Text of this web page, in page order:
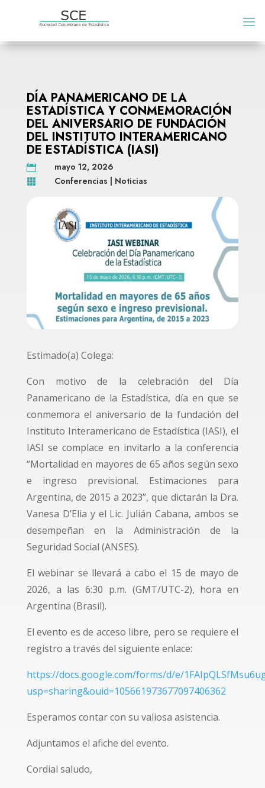
DÍA PANAMERICANO DE LA
ESTADÍSTICA Y CONMEMORACIÓN
DEL ANIVERSARIO DE FUNDACIÓN
DEL INSTITUTO INTERAMERICANO
DE ESTADÍSTICA (IASI)
 mayo 12, 2026
 Conferencias Noticias
Estimado(a) Colega:
Con motivo de la celebración del Día
Panamericano de la Estadística, día en que se
conmemora el aniversario de la fundación del
Instituto Interamericano de Estadística (IASI), el
IASI se complace en invitarlo a la conferencia
“Mortalidad en mayores de 65 años según sexo
e ingreso previsional. Estimaciones para
Argentina, de 2015 a 2023”, que dictarán la Dra.
Vanesa D’Elia y el Lic. Julián Cabana, ambos se
desempeñan en la Administración de la
Seguridad Social (ANSES).
El webinar se llevará a cabo el 15 de mayo de
2026, a las 6:30 p.m. (GMT/UTC-2), hora en
Argentina (Brasil).
El evento es de acceso libre, pero se requiere el
registro a través del siguiente enlace:
https://docs.google.com/forms/d/e/
usp=sharing&ouid=105661973677097406362
Esperamos contar con su valiosa asistencia.
Adjuntamos el afiche del evento.
Cordial saludo,